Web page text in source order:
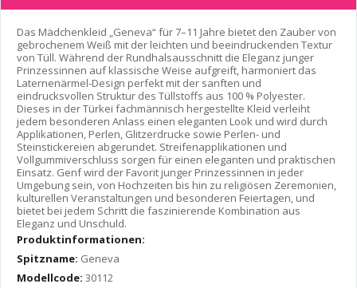
Das Mädchenkleid „Geneva“ für 7–11 Jahre bietet den Zauber von
gebrochenem Weiß mit der leichten und beeindruckenden Textur
von Tüll. Während der Rundhalsausschnitt die Eleganz junger
Prinzessinnen auf klassische Weise aufgreift, harmoniert das
Laternenärmel-Design perfekt mit der sanften und
eindrucksvollen Struktur des Tüllstoffs aus 100 % Polyester.
Dieses in der Türkei fachmännisch hergestellte Kleid verleiht
jedem besonderen Anlass einen eleganten Look und wird durch
Applikationen, Perlen, Glitzerdrucke sowie Perlen- und
Steinstickereien abgerundet. Streifenapplikationen und
Vollgummiverschluss sorgen für einen eleganten und praktischen
Einsatz. Genf wird der Favorit junger Prinzessinnen in jeder
Umgebung sein, von Hochzeiten bis hin zu religiösen Zeremonien,
kulturellen Veranstaltungen und besonderen Feiertagen, und
bietet bei jedem Schritt die faszinierende Kombination aus
Eleganz und Unschuld.
Produktinformationen:
Spitzname: Geneva
Modellcode: 30112